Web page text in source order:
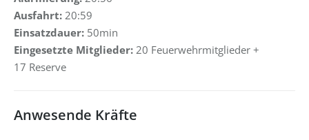
Ausfahrt: 20:59
Einsatzdauer: 50min
Eingesetzte Mitglieder: 20 Feuerwehrmitglieder +
17 Reserve
Anwesende Kräfte